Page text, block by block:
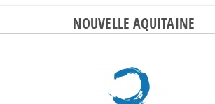
NOUVELLE AQUITAINE